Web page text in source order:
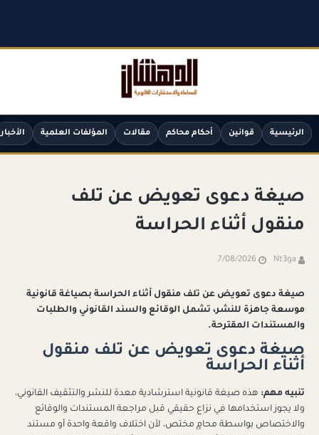
الرئيسية قوانين أحكام محاكم مقالات المؤلفات العلمية الأخبار
صيغة دعوى تعويض عن تلف
منقول أثناء الحراسة
Nt3ga
7/08/2026
صيغة دعوى تعويض عن تلف منقول أثناء الحراسة بصياغة قانونية
موسعة جاهزة للنشر، تشمل الوقائع والسند القانوني والطلبات
والمستندات المقترحة.
صيغة دعوى تعويض عن تلف منقول
أثناء الحراسة
تنبيه مهم: هذه صيغة قانونية استرشادية معدة للنشر والتثقيف القانوني،
ولا يجوز استخدامها في نزاع حقيقي قبل مراجعة المستندات والوقائع
والاختصاص بواسطة محامٍ مختص، لأن اختلاف واقعة واحدة أو مستند